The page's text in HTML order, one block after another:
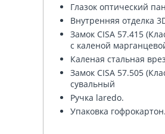
Глазок оптический
Внутренняя отделка
Замок CISA 57.415
с каленой
Каленая стальная
Замок CISA 57.505
сувальный
Ручка laredo.
Упаковка гофрокартон.